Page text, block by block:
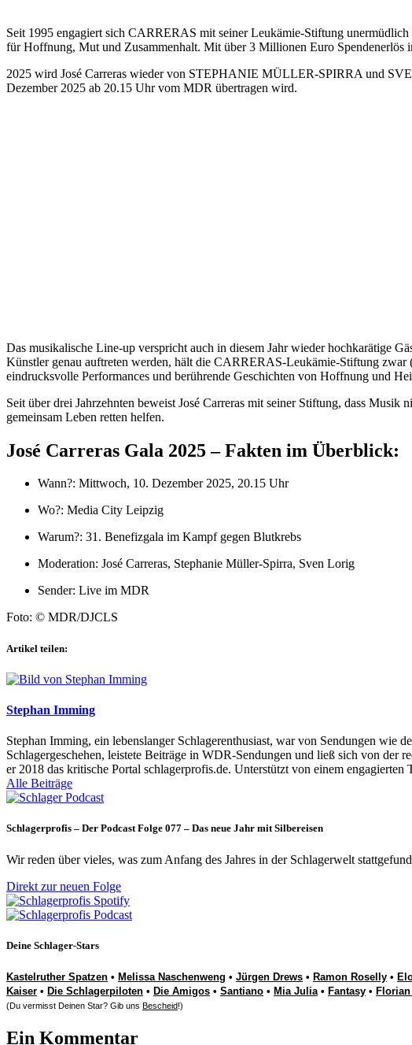
Seit 1995 engagiert sich CARRERAS mit seiner Leukämie-Stiftung
für Hoffnung, Mut und Zusammenhalt. Mit über 3 Millionen Euro Spendenerlös
2025 wird José Carreras wieder von STEPHANIE MÜLLER-SPIRRA und
Dezember 2025 ab 20.15 Uhr vom MDR übertragen wird.
Das musikalische Line-up verspricht auch in diesem Jahr wieder hochkarätige
Künstler genau auftreten werden, hält die CARRERAS-Leukämie-Stiftung
eindrucksvolle Performances und berührende Geschichten von Hoffnung und
Seit über drei Jahrzehnten beweist José Carreras mit seiner Stiftung, dass
gemeinsam Leben retten helfen.
José Carreras Gala 2025 – Fakten im Überblick:
Wann?: Mittwoch, 10. Dezember 2025, 20.15 Uhr
Wo?: Media City Leipzig
Warum?: 31. Benefizgala im Kampf gegen Blutkrebs
Moderation: José Carreras, Stephanie Müller-Spirra, Sven Lorig
Sender: Live im MDR
Foto: © MDR/DJCLS
Artikel teilen:
Stephan Imming
Stephan Imming, ein lebenslanger Schlagerenthusiast, war von Sendungen wie
Schlagergeschehen, leistete Beiträge in WDR-Sendungen und ließ sich von
er 2018 das kritische Portal schlagerprofis.de. Unterstützt von einem
Alle Beiträge
Schlagerprofis – Der Podcast Folge 077 – Das neue Jahr mit Silbereisen
Wir reden über vieles, was zum Anfang des Jahres in der Schlagerwelt
Direkt zur neuen Folge
Deine Schlager-Stars
Kastelruther Spatzen • Melissa Naschenweng • Jürgen Drews • Ramon Roselly •
Kaiser • Die Schlagerpiloten • Die Amigos • Santiano • Mia Julia• Fantasy •
(Du vermisst Deinen Star? Gib uns Bescheid!)
Ein Kommentar